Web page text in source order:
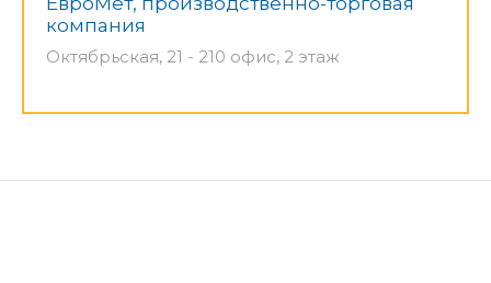
компания
Октябрьская, 21 - 210 офис, 2 этаж